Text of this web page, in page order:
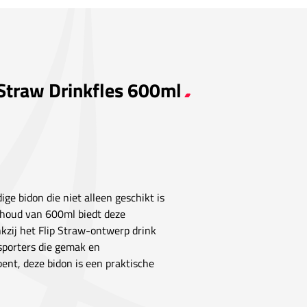
Drinkfles 600ml
bidon die niet alleen geschikt is
van 600ml biedt deze
het Flip Straw-ontwerp drink
die gemak en
deze bidon is een praktische